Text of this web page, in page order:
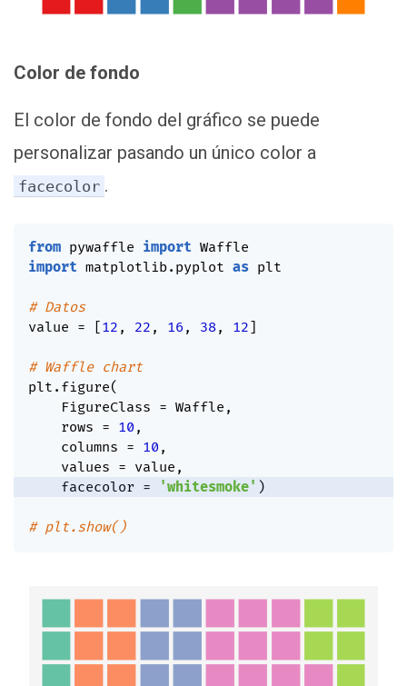
Color de fondo
El color de fondo del gráfico se puede
personalizar pasando un único color a
facecolor .
from pywaffle import
import matplotlib. pyplot as plt
# Datos
value = [12 , 22 , 16 , 38, 12]
# Waffle chart
plt . figure(
    FigureClass
= Waffle ,
    rows
= 10 ,
    columns
= 10 ,
    values
= value ,
    facecolor
= 'whitesmoke' )
# plt.show()